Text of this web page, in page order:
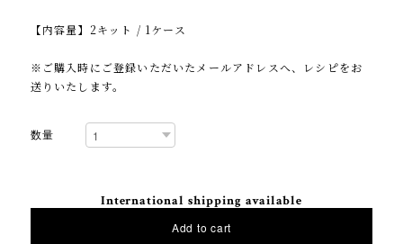
【内容量】2キット / 1ケース
※ご購入時にご登録いただいたメールアドレスへ、レシピをお
送りいたします。
数量
International shipping available
Add to cart